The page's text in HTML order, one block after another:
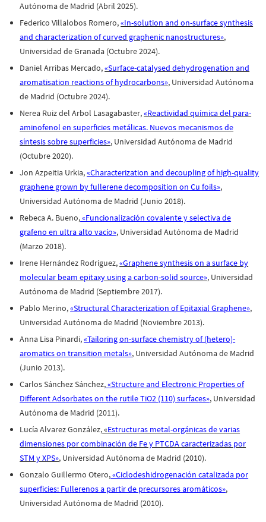
Autónoma de Madrid (Abril 2025).
Federico Villalobos Romero,«In-solution and on-surface synthesis
and characterization of curved graphenic nanostructures»,
Universidad de Granada (Octubre 2024).
Daniel Arribas Mercado,«Surface-catalysed dehydrogenation and
aromatisation reactions of hydrocarbons», Universidad Autónoma
de Madrid (Octubre 2024).
Nerea Ruiz del Arbol Lasagabaster,«Reactividad química del para-
aminofenol en superficies metálicas. Nuevos mecanismos de
síntesis sobre superficies», Universidad Autónoma de Madrid
(Octubre 2020).
Jon Azpeitia Urkia,«Characterization and decoupling of high-quality
graphene grown by fullerene decomposition on Cu foils»,
Universidad Autónoma de Madrid (Junio 2018).
Rebeca A. Bueno,«Funcionalización covalente y selectiva de
grafeno en ultra alto vacío», Universidad Autónoma de Madrid
(Marzo 2018).
Irene Hernández Rodríguez,«Graphene synthesis on a surface by
molecular beam epitaxy using a carbon-solid source», Universidad
Autónoma de Madrid (Septiembre 2017).
Pablo Merino,«Structural Characterization of Epitaxial Graphene»,
Universidad Autónoma de Madrid (Noviembre 2013).
Anna Lisa Pinardi,«Tailoring on-surface chemistry of (hetero)-
aromatics on transition metals», Universidad Autónoma de Madrid
(Junio 2013).
Carlos Sánchez Sánchez,«Structure and Electronic Properties of
Different Adsorbates on the rutile TiO2 (110) surfaces», Universidad
Autónoma de Madrid (2011).
Lucía Alvarez González,«Estructuras metal-orgánicas de varias
dimensiones por combinación de Fe y PTCDA caracterizadas por
STM y XPS», Universidad Autónoma de Madrid (2010).
Gonzalo Guillermo Otero,«Ciclodeshidrogenación catalizada por
superficies: Fullerenos a partir de precursores aromáticos»,
Universidad Autónoma de Madrid (2010).